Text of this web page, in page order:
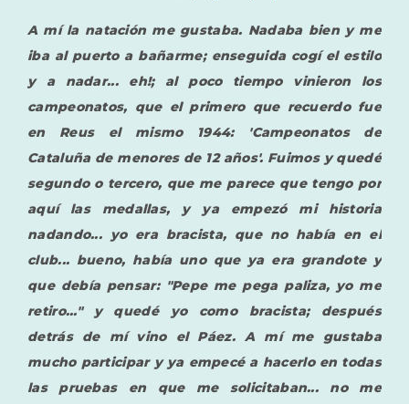
A mí la natación me gustaba. Nadaba bien y me
iba al puerto a bañarme; enseguida cogí el estilo
y a nadar... eh!; al poco tiempo vinieron los
campeonatos, que el primero que recuerdo fue
en Reus el mismo 1944: 'Campeonatos de
Cataluña de menores de 12 años'. Fuimos y quedé
segundo o tercero, que me parece que tengo por
aquí las medallas, y ya empezó mi historia
nadando... yo era bracista, que no había en el
club... bueno, había uno que ya era grandote y
que debía pensar: "Pepe me pega paliza, yo me
retiro..." y quedé yo como bracista; después
detrás de mí vino el Páez. A mí me gustaba
mucho participar y ya empecé a hacerlo en todas
las pruebas en que me solicitaban... no me